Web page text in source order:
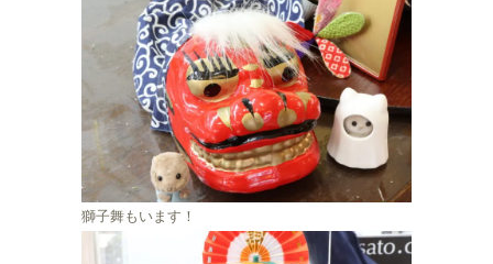
獅子舞もいます！